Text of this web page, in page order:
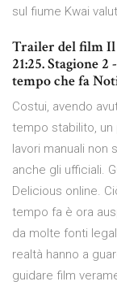
sul fiume Kwai
Trailer del film Il
21:25. Stagione
tempo che fa
Costui, avendo
tempo stabilito, un
lavori manuali non
anche gli ufficiali.
Delicious online.
tempo fa è ora
da molte fonti
realtà hanno a
guidare film